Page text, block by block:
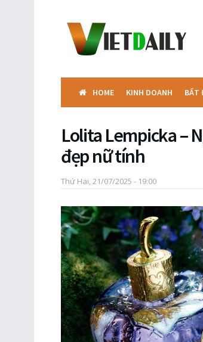
HOME KINH DOANH BẤT
Lolita Lempicka –
đẹp nữ tính
Thứ Hai, 21/07/2025 - 19:00